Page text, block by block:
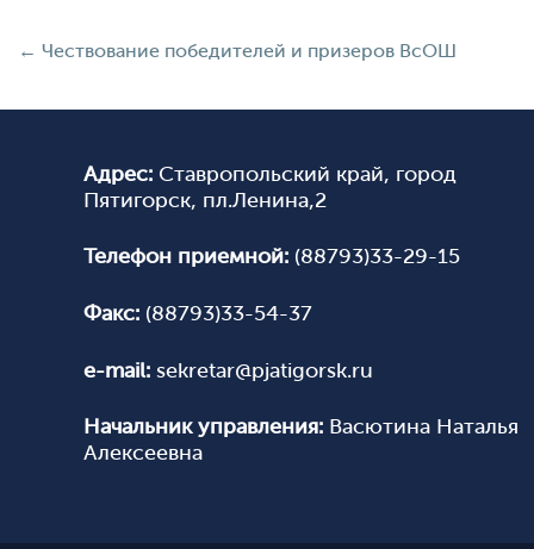
← Чествование победителей и призеров ВсОШ
Адрес: Ставропольский край, город
Пятигорск, пл.Ленина,2
Телефон приемной: (88793)33-29-15
Факс: (88793)33-54-37
e-mail: sekretar@pjatigorsk.ru
Начальник управления: Васютина Наталья
Алексеевна